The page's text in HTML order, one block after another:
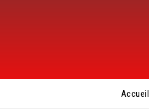
Accueil